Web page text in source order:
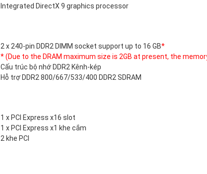
Integrated DirectX 9 graphics processor
2 x 240-pin DDR2 DIMM socket support up to 16 GB*
* (Due to the DRAM maximum size is 2GB at present, the
Cấu trúc bộ nhớ DDR2 Kênh-kép
Hỗ trợ DDR2 800/667/533/400 DDR2 SDRAM
1 x PCI Express x16 slot
1 x PCI Express x1 khe cắm
2 khe PCI